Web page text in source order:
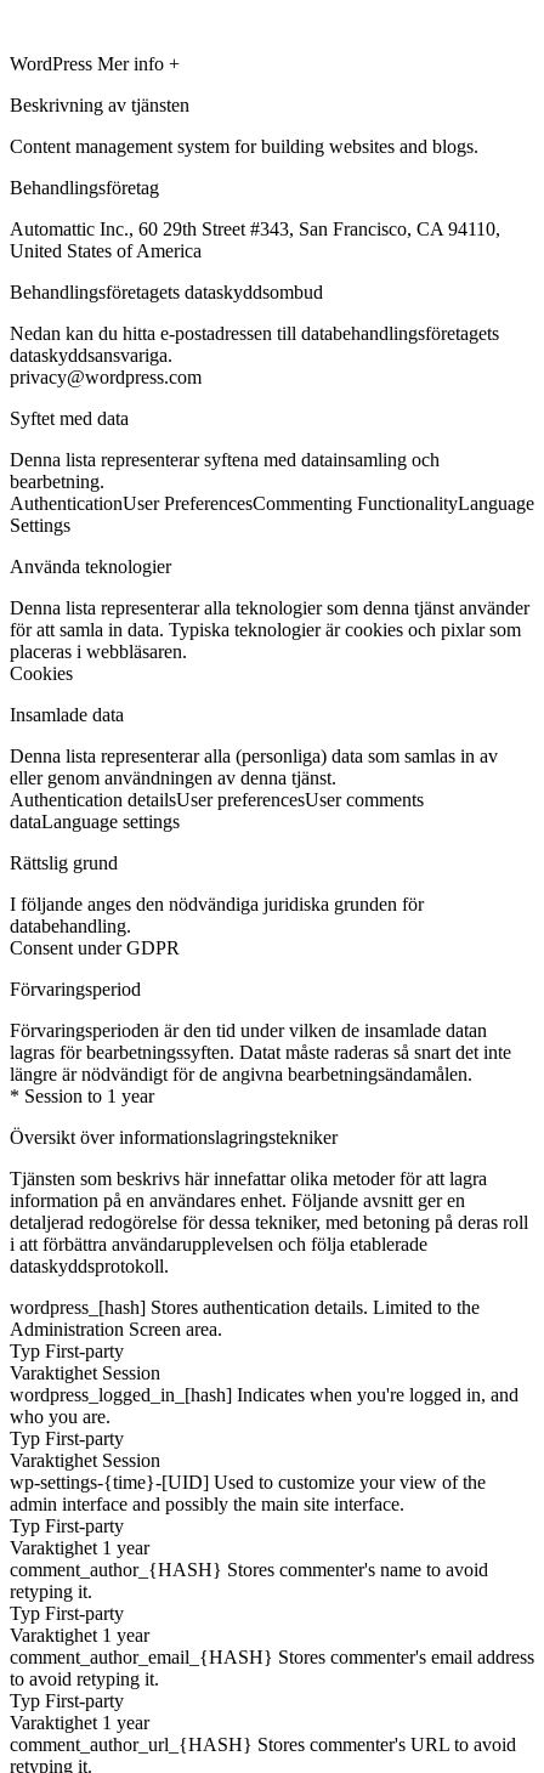
WordPress Mer info +
Beskrivning av tjänsten
Content management system for building websites and blogs.
Behandlingsföretag
Automattic Inc., 60 29th Street #343, San Francisco, CA 94110,
United States of America
Behandlingsföretagets dataskyddsombud
Nedan kan du hitta e-postadressen till databehandlingsföretagets
dataskyddsansvariga.
privacy@wordpress.com
Syftet med data
Denna lista representerar syftena med datainsamling och
bearbetning.
AuthenticationUser PreferencesCommenting FunctionalityLanguage
Settings
Använda teknologier
Denna lista representerar alla teknologier som denna tjänst använder
för att samla in data. Typiska teknologier är cookies och pixlar som
placeras i webbläsaren.
Cookies
Insamlade data
Denna lista representerar alla (personliga) data som samlas in av
eller genom användningen av denna tjänst.
Authentication detailsUser preferencesUser comments
dataLanguage settings
Rättslig grund
I följande anges den nödvändiga juridiska grunden för
databehandling.
Consent under GDPR
Förvaringsperiod
Förvaringsperioden är den tid under vilken de insamlade datan
lagras för bearbetningssyften. Datat måste raderas så snart det inte
längre är nödvändigt för de angivna bearbetningsändamålen.
* Session to 1 year
Översikt över informationslagringstekniker
Tjänsten som beskrivs här innefattar olika metoder för att lagra
information på en användares enhet. Följande avsnitt ger en
detaljerad redogörelse för dessa tekniker, med betoning på deras roll
i att förbättra användarupplevelsen och följa etablerade
dataskyddsprotokoll.
wordpress_[hash] Stores authentication details. Limited to the
Administration Screen area.
Typ First-party
Varaktighet Session
wordpress_logged_in_[hash] Indicates when you're logged in, and
who you are.
Typ First-party
Varaktighet Session
wp-settings-{time}-[UID] Used to customize your view of the
admin interface and possibly the main site interface.
Typ First-party
Varaktighet 1 year
comment_author_{HASH} Stores commenter's name to avoid
retyping it.
Typ First-party
Varaktighet 1 year
comment_author_email_{HASH} Stores commenter's email address
to avoid retyping it.
Typ First-party
Varaktighet 1 year
comment_author_url_{HASH} Stores commenter's URL to avoid
retyping it.